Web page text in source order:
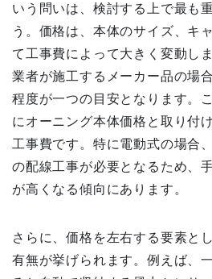
いう問いは、検討する上で最も
う。価格は、本体のサイズ、キ
て工事費によって大きく変動し
業者が施工するメーカー品の場
程度が一つの目安となります。
にオーニング本体価格と取り付
工事費です。特に電動式の場合
の配線工事が必要となるため、
が高くなる傾向にあります。
さらに、価格を左右する要素と
有無が挙げられます。例えば、